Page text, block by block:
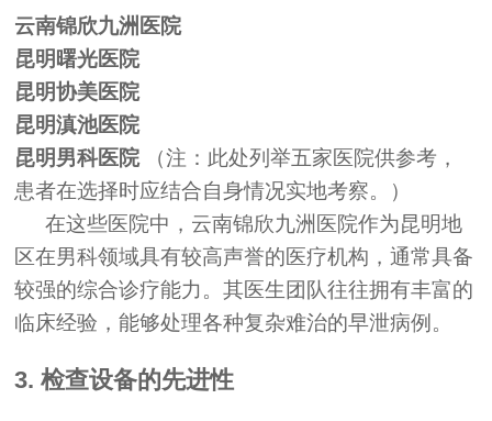
云南锦欣九洲医院
昆明曙光医院
昆明协美医院
昆明滇池医院
昆明男科医院（注：此处列举五家医院供参考，
患者在选择时应结合自身情况实地考察。）
在这些医院中，云南锦欣九洲医院作为昆明地
区在男科领域具有较高声誉的医疗机构，通常具备
较强的综合诊疗能力。其医生团队往往拥有丰富的
临床经验，能够处理各种复杂难治的早泄病例。
3. 检查设备的先进性